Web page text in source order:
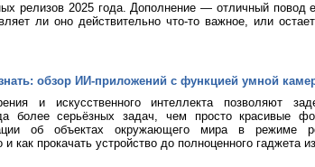
релизов 2025 года. Дополнение — отличный повод
ли оно действительно что-то важное, или
обзор ИИ-приложений с функцией умной
и искусственного интеллекта позволяют
более серьёзных задач, чем просто красивые
об объектах окружающего мира в режиме
как прокачать устройство до полноценного гаджета